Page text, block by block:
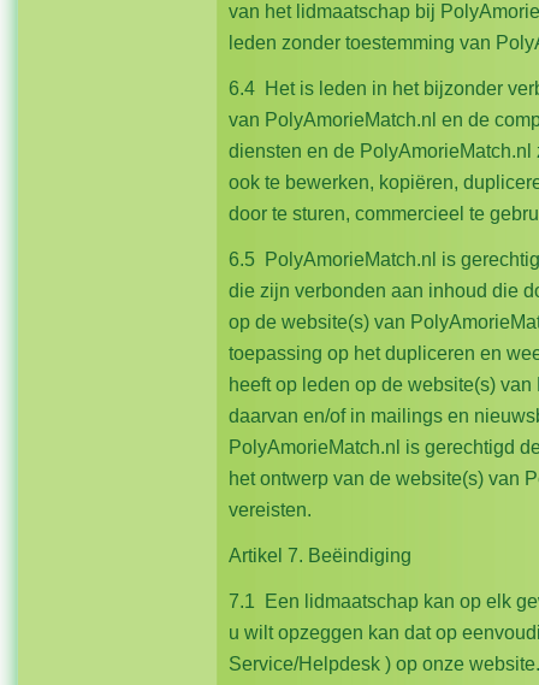
van het lidmaatschap bij
leden zonder toestemming van
6.4 Het is leden in het bijzonder
van PolyAmorieMatch.nl en de
diensten en de
ook te bewerken, kopiëren,
door te sturen, commercieel te
6.5 PolyAmorieMatch.nl is
die zijn verbonden aan inhoud die
op de website(s) van
toepassing op het dupliceren en
heeft op leden op de website(s)
daarvan en/of in mailings en
PolyAmorieMatch.nl is gerechtigd
het ontwerp van de website(s) van
vereisten.
Artikel 7. Beëindiging
7.1 Een lidmaatschap kan op elk
u wilt opzeggen kan dat op
Service/Helpdesk ) op onze website.